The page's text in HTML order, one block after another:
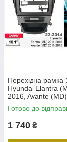
Перехідна рамка
Hyundai Elantra
2016, Avante
Carav 22-2314
Готово до
1 740 ₴